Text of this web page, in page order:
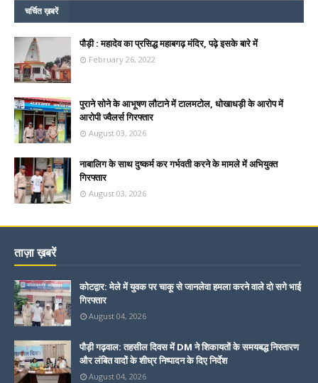
चर्चित ख़बरें
पौड़ी : महादेव का प्रसिद्ध महाबगढ़ मंदिर, पढ़े इसके बारे में
February 26, 2022
पुराने सोने के आभूषण लौटाने में टालमटोल, धोखाधड़ी के आरोप में
आरोपी ज्वैलर्स गिरफ्तार
August 03, 2026
नाबालिग के साथ दुष्कर्म कर गर्भवती करने के मामले में अभियुक्त
गिरफ्तार
August 03, 2026
ताज़ा ख़बरें
कोटद्वार: मेले में युवक पर चाकू से जानलेवा हमला करने वाले दो सगे भाई
गिरफ्तार
August 04, 2026
पौड़ी गढ़वाल: तहसील दिवस में DM ने शिकायतों के समयबद्ध निस्तारण
और लंबित वादों के शीघ्र निष्पादन के दिए निर्देश
August 04, 2026